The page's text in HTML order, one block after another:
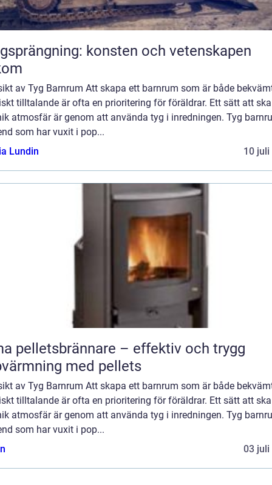
konsten och vetenskapen
av Tyg Barnrum Att skapa ett barnrum som är både
tilltalande är ofta en prioritering för föräldrar. Ett sätt att
atmosfär är genom att använda tyg i inredningen. Tyg
som har vuxit i pop...
Lundin
10 juli
pelletsbrännare – effektiv och trygg
med pellets
av Tyg Barnrum Att skapa ett barnrum som är både
tilltalande är ofta en prioritering för föräldrar. Ett sätt att
atmosfär är genom att använda tyg i inredningen. Tyg
som har vuxit i pop...
03 juli